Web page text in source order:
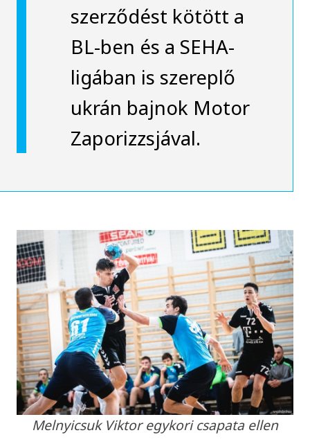
szerződést kötött a
BL-ben és a SEHA-
ligában is szereplő
ukrán bajnok Motor
Zaporizzsjával.
Melnyicsuk Viktor egykori csapata ellen